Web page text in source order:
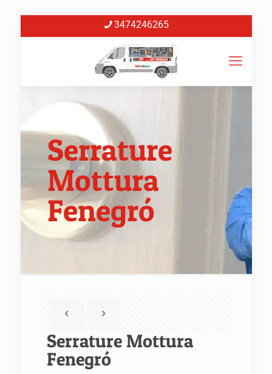
3474246265
Serrature
Mottura
Fenegró
Serrature Mottura
Fenegró